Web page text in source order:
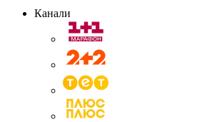
Канали